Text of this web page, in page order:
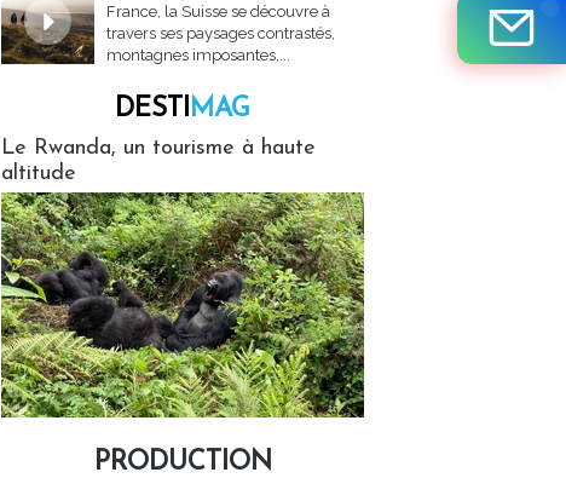
France, la Suisse se découvre à
travers ses paysages contrastés,
montagnes imposantes,...
DESTIMAG
Le Rwanda, un tourisme à haute
altitude
PRODUCTION